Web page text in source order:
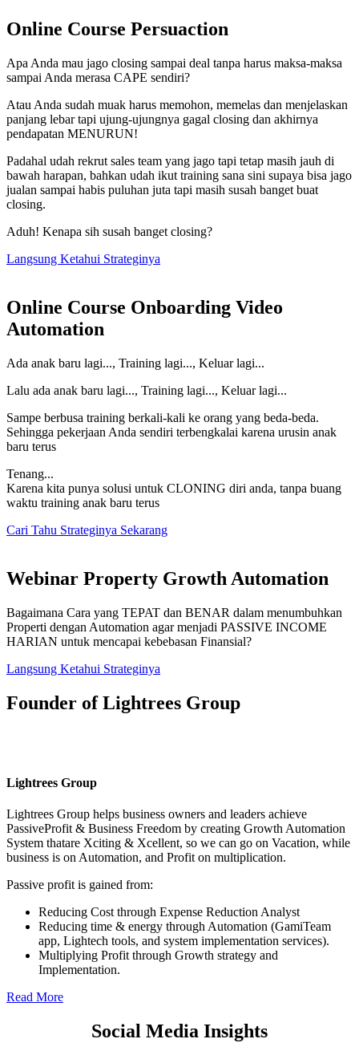
Online Course Persuaction
Apa Anda mau jago closing sampai deal tanpa harus maksa-maksa
sampai Anda merasa CAPE sendiri?
Atau Anda sudah muak harus memohon, memelas dan menjelaskan
panjang lebar tapi ujung-ujungnya gagal closing dan akhirnya
pendapatan MENURUN!
Padahal udah rekrut sales team yang jago tapi tetap masih jauh di
bawah harapan, bahkan udah ikut training sana sini supaya bisa jago
jualan sampai habis puluhan juta tapi masih susah banget buat
closing.
Aduh! Kenapa sih susah banget closing?
Langsung Ketahui Strateginya
Online Course Onboarding Video
Automation
Ada anak baru lagi..., Training lagi..., Keluar lagi...
Lalu ada anak baru lagi..., Training lagi..., Keluar lagi...
Sampe berbusa training berkali-kali ke orang yang beda-beda.
Sehingga pekerjaan Anda sendiri terbengkalai karena urusin anak
baru terus
Tenang...
Karena kita punya solusi untuk CLONING diri anda, tanpa buang
waktu training anak baru terus
Cari Tahu Strateginya Sekarang
Webinar Property Growth Automation
Bagaimana Cara yang TEPAT dan BENAR dalam menumbuhkan
Properti dengan Automation agar menjadi PASSIVE INCOME
HARIAN untuk mencapai kebebasan Finansial?
Langsung Ketahui Strateginya
Founder of Lightrees Group
Lightrees Group
Lightrees Group helps business owners and leaders achieve
PassiveProfit & Business Freedom by creating Growth Automation
System thatare Xciting & Xcellent, so we can go on Vacation, while
business is on Automation, and Profit on multiplication.
Passive profit is gained from:
Reducing Cost through Expense Reduction Analyst
Reducing time & energy through Automation (GamiTeam
app, Lightech tools, and system implementation services).
Multiplying Profit through Growth strategy and
Implementation.
Read More
Social Media Insights